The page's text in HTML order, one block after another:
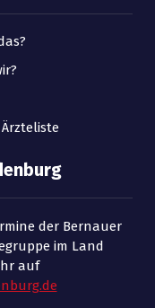
der Bernauer
im Land
auf